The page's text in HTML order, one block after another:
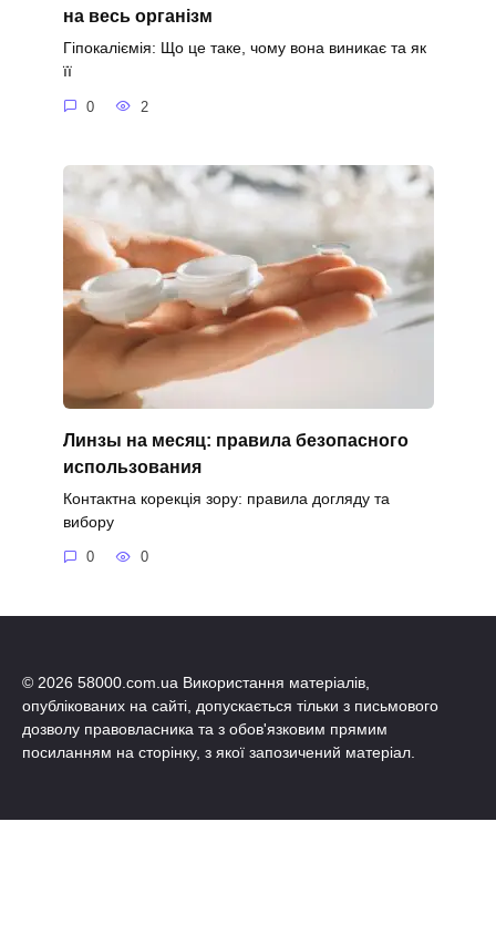
на весь організм
Гіпокаліємія: Що це таке, чому вона виникає та як
її
0 2
Линзы на месяц: правила безопасного
использования
Контактна корекція зору: правила догляду та
вибору
0 0
© 2026 58000.com.ua Використання матеріалів,
опублікованих на сайті, допускається тільки з письмового
дозволу правовласника та з обов'язковим прямим
посиланням на сторінку, з якої запозичений матеріал.